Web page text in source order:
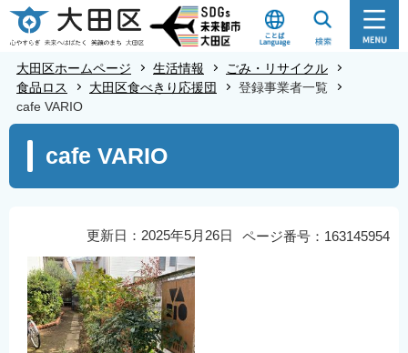
こ
の
の
頭
大田区ホームページ 生活情報
ごみ・リサイクル
食品ロス
大田区食べきり応援団
登録事業者一覧
cafe VARIO
こ
cafe VARIO
ページ番号：163145954
更新日：2025年5月26日